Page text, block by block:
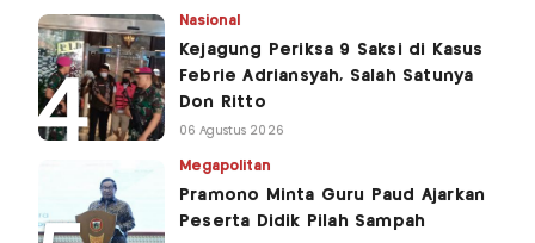
Nasional
Kejagung Periksa 9 Saksi di Kasus
Febrie Adriansyah, Salah Satunya
Don Ritto
06 Agustus 2026
Megapolitan
Pramono Minta Guru Paud Ajarkan
Peserta Didik Pilah Sampah